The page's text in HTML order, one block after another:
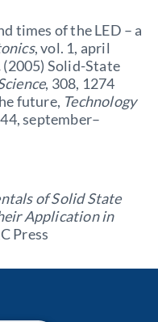
times of the LED – a
, vol. 1, april
(2005) Solid-State
, 308, 1274
future, Technology
september–
of Solid State
Application in
Press